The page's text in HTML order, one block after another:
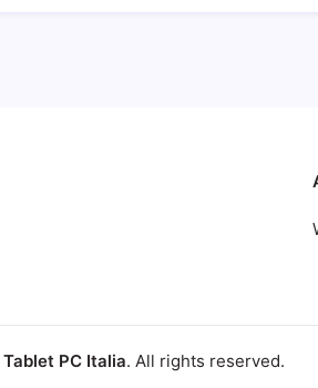
Tablet PC Italia. All rights reserved.